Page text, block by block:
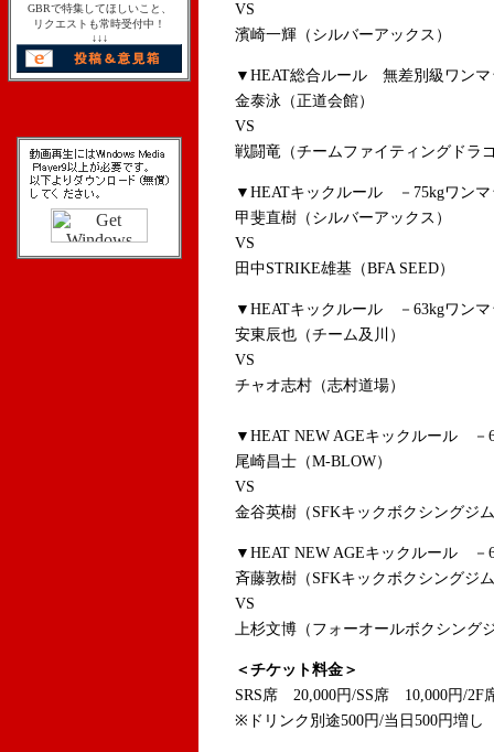
GBRで特集してほしいこと、
リクエストも常時受付中！
↓↓↓
VS
濱崎一輝（シルバーアックス）
▼HEAT総合ルール 無差別級ワン
金泰泳（正道会館）
VS
戦闘竜（チームファイティングドラ
▼HEATキックルール －75kgワン
甲斐直樹（シルバーアックス）
VS
田中STRIKE雄基（BFA SEED）
▼HEATキックルール －63kgワン
安東辰也（チーム及川）
VS
チャオ志村（志村道場）
▼HEAT NEW AGEキックルール
尾崎昌士（M-BLOW）
VS
金谷英樹（SFKキックボクシングジ
▼HEAT NEW AGEキックルール
斉藤敦樹（SFKキックボクシングジ
VS
上杉文博（フォーオールボクシング
＜チケット料金＞
SRS席 20,000円/SS席 10,000円/
※ドリンク別途500円/当日500円増し